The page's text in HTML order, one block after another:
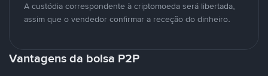
A custódia correspondente à criptomoeda será libertada,
assim que o vendedor confirmar a receção do dinheiro.
Vantagens da bolsa P2P